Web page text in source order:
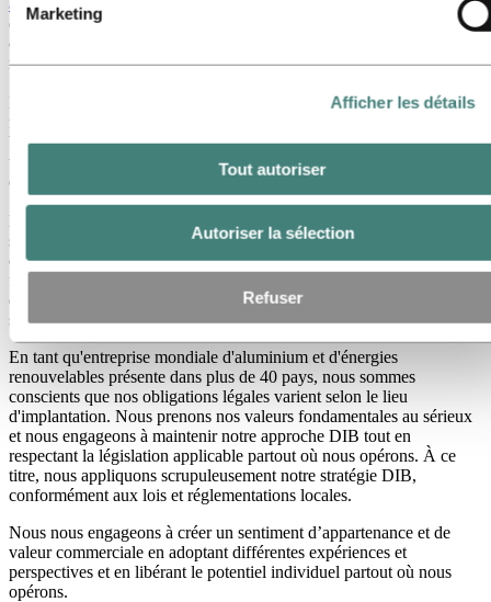
Marketing
Afficher les détails
Tout autoriser
Autoriser la sélection
Refuser
et à l'impact que chaque individu peut avoir sur la réussite de notre
entreprise. Notre objectif est de faire d'Hydro un lieu où les
meilleurs talents souhaitent travailler et où chacun choisit de rester.
Le marché des talents se resserre dans nos régions clés. Pour réussir
notre stratégie ambitieuse, nous devons accéder aux esprits les plus
brillants, quelle que soit leur origine, car limiter notre vivier de
talents entraverait nos efforts pour rester compétitifs dans une
économie mondialisée.
Nous nous engageons à prendre des décisions d'embauche basées
sur les qualifications et les besoins de l'entreprise. Nous sommes
convaincus qu'une culture inclusive est essentielle pour attirer et
fidéliser les meilleurs talents. Notre objectif est de créer un
environnement où chaque employé peut être authentique, respecté,
s'épanouir et contribuer.
En tant qu'entreprise mondiale d'aluminium et d'énergies
renouvelables présente dans plus de 40 pays, nous sommes
conscients que nos obligations légales varient selon le lieu
d'implantation. Nous prenons nos valeurs fondamentales au sérieux
et nous engageons à maintenir notre approche DIB tout en
respectant la législation applicable partout où nous opérons. À ce
titre, nous appliquons scrupuleusement notre stratégie DIB,
conformément aux lois et réglementations locales.
Nous nous engageons à créer un sentiment d’appartenance et de
valeur commerciale en adoptant différentes expériences et
perspectives et en libérant le potentiel individuel partout où nous
opérons.